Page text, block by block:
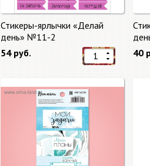
Стикеры-ярлычки «Делай
день» №11-2
54 руб.
40